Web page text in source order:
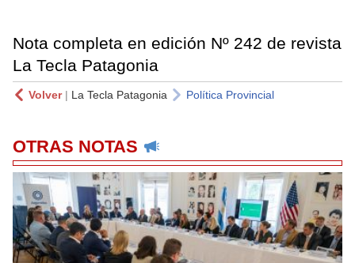
Nota completa en edición Nº 242 de revista
La Tecla Patagonia
Volver| La Tecla Patagonia Política Provincial
OTRAS NOTAS